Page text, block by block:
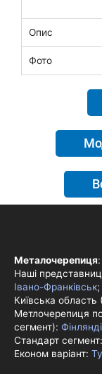
Опис
Фото
Металочерепиця:
Наші
Івано-Франківськ;
Київська область (
Метлочерепиця
сегмент):
Стандарт сегмент:
Економ варіант: